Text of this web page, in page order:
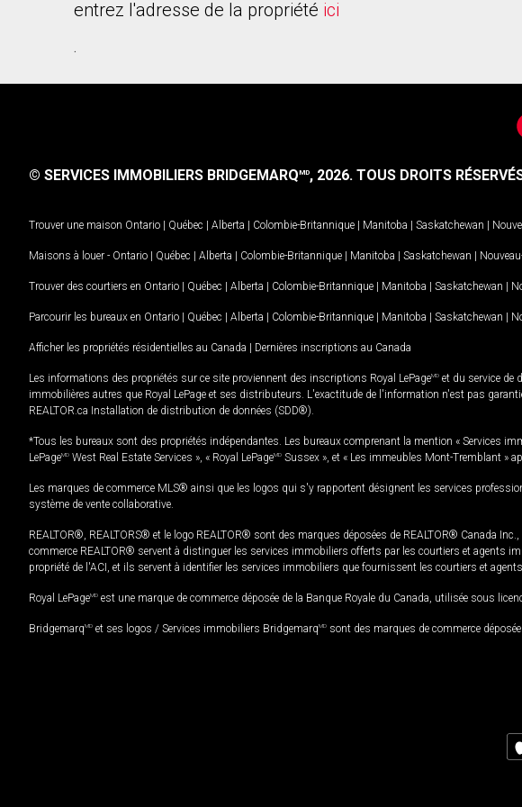
entrez l'adresse de la propriété ici
.
© SERVICES IMMOBILIERS BRIDGEMARQMD, 2026. TOUS DROITS
Trouver une maison Ontario | Québec | Alberta | Colombie-Britannique | Manitoba | Saskatchewan |
Maisons à louer - Ontario | Québec | Alberta | Colombie-Britannique | Manitoba | Saskatchewan |
Trouver des courtiers en Ontario | Québec | Alberta | Colombie-Britannique | Manitoba | Saskatchewan |
Parcourir les bureaux en Ontario | Québec | Alberta | Colombie-Britannique | Manitoba | Saskatchewan |
Afficher les propriétés résidentielles au Canada | Dernières inscriptions au Canada
Les informations des propriétés sur ce site proviennent des inscriptions Royal LePageMD et du service de
immobilières autres que Royal LePage et ses distributeurs. L'exactitude de l'information n'est pas
REALTOR.ca Installation de distribution de données (SDD®).
*Tous les bureaux sont des propriétés indépendantes. Les bureaux comprenant la mention « Services
LePageMD West Real Estate Services », « Royal LePageMD Sussex », et « Les immeubles Mont-Tremblant »
Les marques de commerce MLS® ainsi que les logos qui s'y rapportent désignent les services
système de vente collaborative.
REALTOR®, REALTORS® et le logo REALTOR® sont des marques déposées de REALTOR® Canada
commerce REALTOR® servent à distinguer les services immobiliers offerts par les courtiers et agents
propriété de l'ACI, et ils servent à identifier les services immobiliers que fournissent les courtiers et
Royal LePageMD est une marque de commerce déposée de la Banque Royale du Canada, utilisée sous
BridgemarqMD et ses logos / Services immobiliers BridgemarqMD sont des marques de commerce